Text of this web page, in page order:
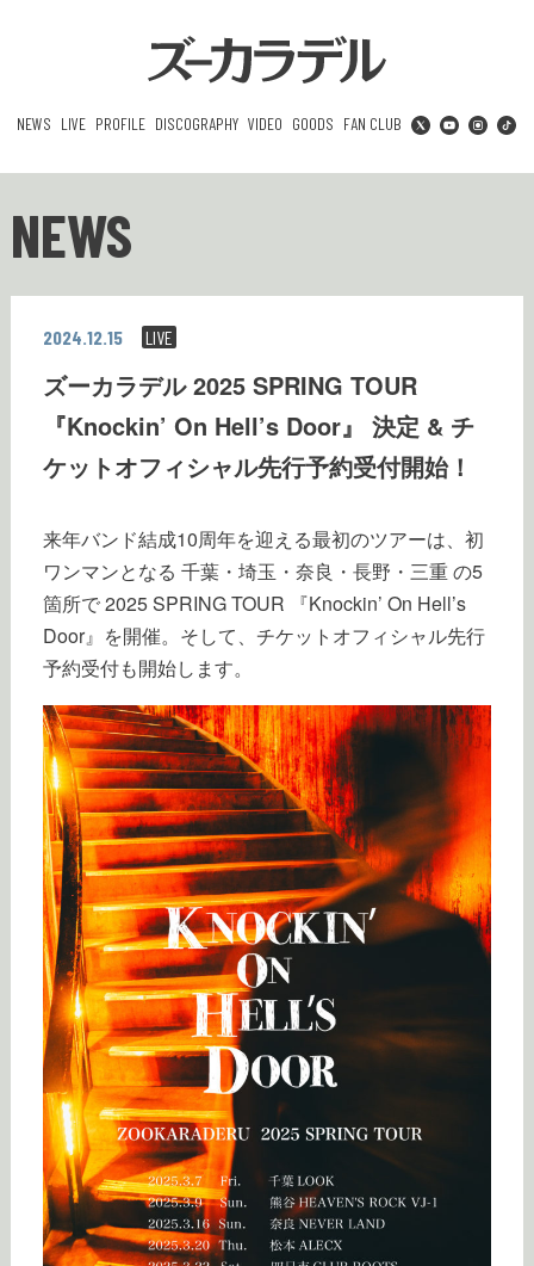
NEWS LIVE PROFILE DISCOGRAPHY VIDEO GOODS FAN CLUB
NEWS
2024.12.15 LIVE
ズーカラデル 2025 SPRING TOUR
『Knockin’ On Hell’s Door』 決定 & チ
ケットオフィシャル先行予約受付開始！
来年バンド結成10周年を迎える最初のツアーは、初
ワンマンとなる 千葉・埼玉・奈良・長野・三重 の5
箇所で 2025 SPRING TOUR 『Knockin’ On Hell’s
Door』を開催。そして、チケットオフィシャル先行
予約受付も開始します。